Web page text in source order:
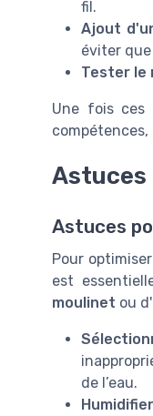
fil.
Ajout
éviter
Tester le
Une fois ces
Astuces
Astuces
Pour
est
moulinet ou
de l’eau.